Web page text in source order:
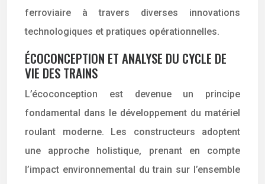
ferroviaire à travers diverses innovations
technologiques et pratiques opérationnelles.
ÉCOCONCEPTION ET ANALYSE DU CYCLE DE
VIE DES TRAINS
L’écoconception est devenue un principe
fondamental dans le développement du matériel
roulant moderne. Les constructeurs adoptent
une approche holistique, prenant en compte
l’impact environnemental du train sur l’ensemble